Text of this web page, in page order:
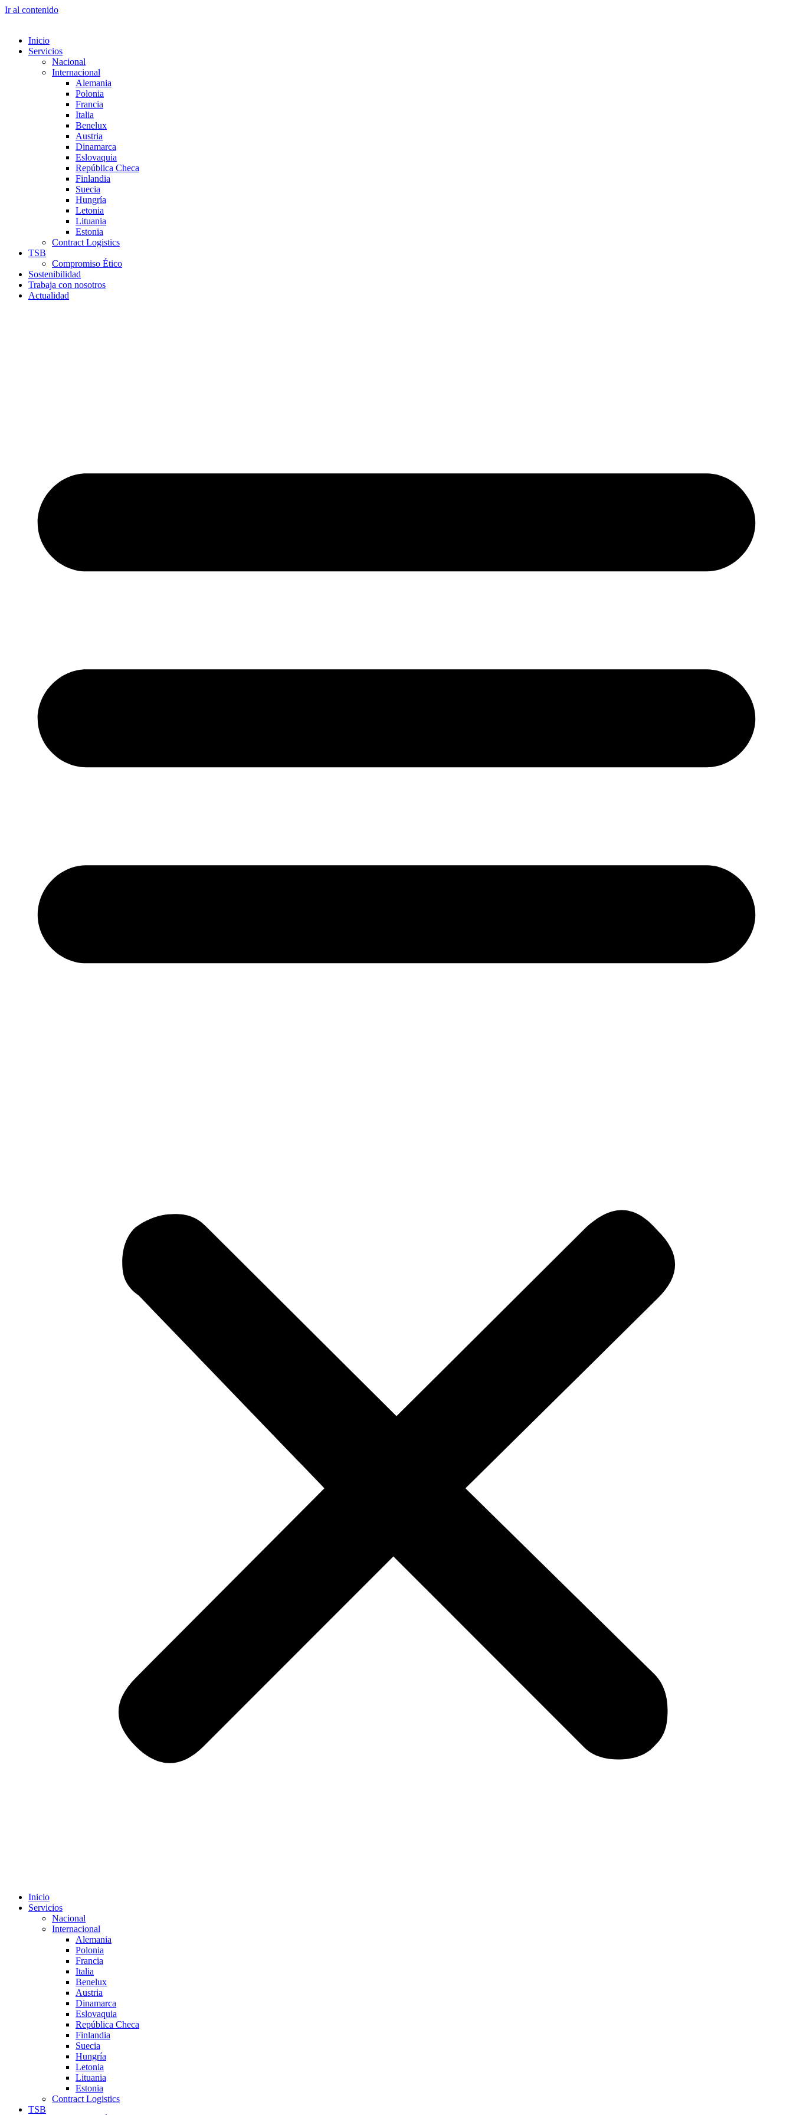
Ir al contenido
Inicio
Servicios
Nacional
Internacional
Alemania
Polonia
Francia
Italia
Benelux
Austria
Dinamarca
Eslovaquia
República Checa
Finlandia
Suecia
Hungría
Letonia
Lituania
Estonia
Contract Logistics
TSB
Compromiso Ético
Sostenibilidad
Trabaja con nosotros
Actualidad
Inicio
Servicios
Nacional
Internacional
Alemania
Polonia
Francia
Italia
Benelux
Austria
Dinamarca
Eslovaquia
República Checa
Finlandia
Suecia
Hungría
Letonia
Lituania
Estonia
Contract Logistics
TSB